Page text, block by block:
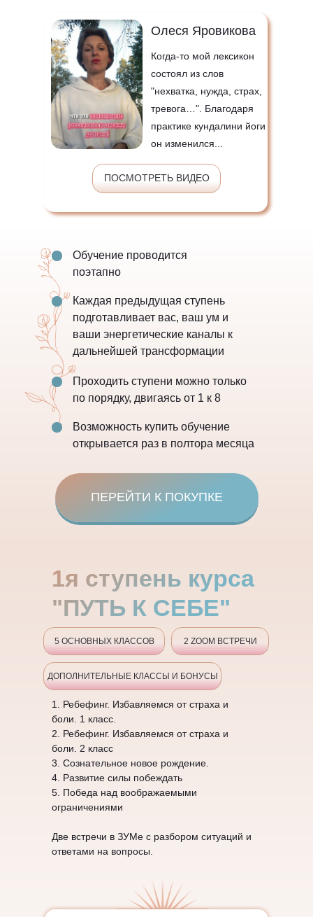
Олеся Яровикова
Когда-то мой лексикон
состоял из слов
"нехватка, нужда, страх,
тревога…". Благодаря
практике кундалини йоги
он изменился...
ПОСМОТРЕТЬ ВИДЕО
ПЕРЕЙТИ К ПОКУПКЕ
Обучение проводится
поэтапно
Каждая предыдущая ступень
подготавливает вас, ваш ум и
ваши энергетические каналы к
дальнейшей трансформации
Проходить ступени можно только
по порядку, двигаясь от 1 к 8
Возможность купить обучение
открывается раз в полтора месяца
1я ступень курса
"ПУТЬ К СЕБЕ"
1. Ребефинг. Избавляемся от страха и
боли. 1 класс.
2. Ребефинг. Избавляемся от страха и
боли. 2 класс
3. Сознательное новое рождение.
4. Развитие силы побеждать
5. Победа над воображаемыми
ограничениями
Две встречи в ЗУМе с разбором ситуаций и
ответами на вопросы.
5 ОСНОВНЫХ КЛАССОВ 2 ZOOM ВСТРЕЧИ
ДОПОЛНИТЕЛЬНЫЕ КЛАССЫ И БОНУСЫ